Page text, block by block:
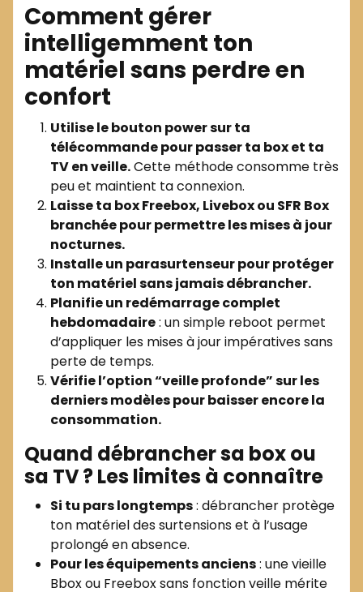
Comment gérer
intelligemment ton
matériel sans perdre en
confort
Utilise le bouton power sur ta
télécommande pour passer ta box et ta
TV en veille.Cette méthode consomme très
peu et maintient ta connexion.
Laisse ta box Freebox, Livebox ou SFR Box
branchée pour permettre les mises à jour
nocturnes.
Installe un parasurtenseur pour protéger
ton matériel sans jamais débrancher.
Planifie un redémarrage complet
hebdomadaire: un simple reboot permet
d’appliquer les mises à jour impératives sans
perte de temps.
Vérifie l’option “veille profonde” sur les
derniers modèles pour baisser encore la
consommation.
Quand débrancher sa box ou
sa TV ? Les limites à connaître
Si tu pars longtemps: débrancher protège
ton matériel des surtensions et à l’usage
prolongé en absence.
Pour les équipements anciens: une vieille
Bbox ou Freebox sans fonction veille mérite